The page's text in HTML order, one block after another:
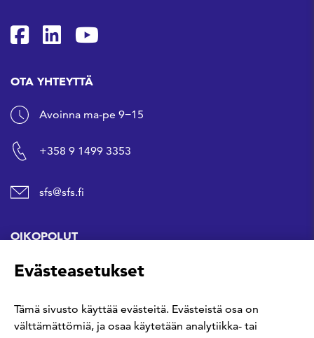
SFS Facebookissa
SFS Linkedinissä
SFS Youtubessa
OTA YHTEYTTÄ
Avoinna ma-pe 9−15
+358 9 1499 3353
sfs@sfs.fi
OIKOPOLUT
Hanki standardi
Kommentoi tekeillä olevia standardeja
Evästeasetukset
Tämä sivusto käyttää evästeitä. Evästeistä osa on
välttämättömiä, ja osaa käytetään analytiikka- tai